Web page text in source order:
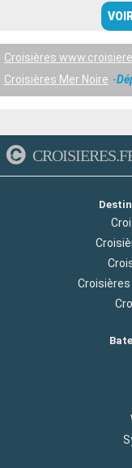
Croisières
Croisières Mer Noire